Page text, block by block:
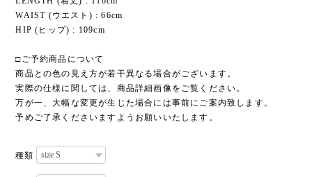
WAIST (ウエスト) : 66cm
HIP (ヒップ) : 109cm
□ご予約商品について
商品との色の見え方が若干異なる場合がございます。
実際の仕様に関しては、商品詳細画像をご覧ください。
万が一、大幅な変更が生じた場合には事前にご案内致します。
予めご了承くださいますようお願いいたします。
種類